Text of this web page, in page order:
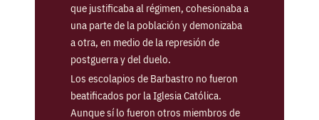
que justificaba al régimen, cohesionaba a
una parte de la población y demonizaba
a otra, en medio de la represión de
postguerra y del duelo.
Los escolapios de Barbastro no fueron
beatificados por la Iglesia Católica.
Aunque sí lo fueron otros miembros de